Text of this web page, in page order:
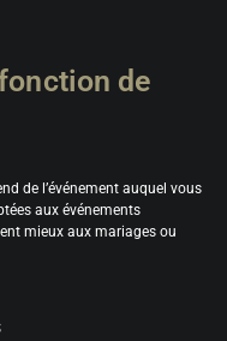
de
de l’événement auquel vous
aux événements
mieux aux mariages ou